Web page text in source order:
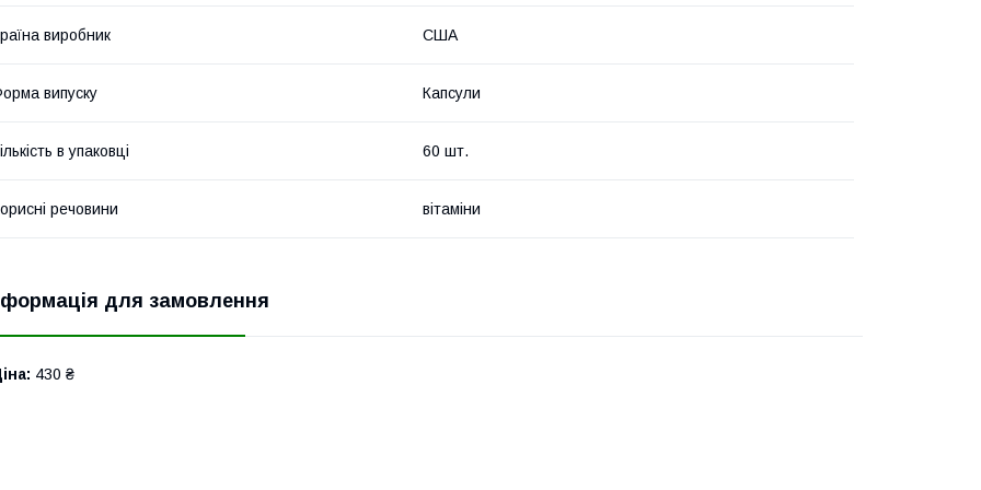
виробник США
випуску Капсули
в упаковці 60 шт.
речовини вітаміни
для замовлення
430 ₴